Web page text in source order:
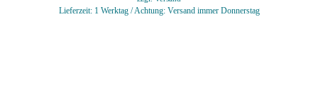
Lieferzeit: 1 Werktag / Achtung: Versand immer Donnerstag